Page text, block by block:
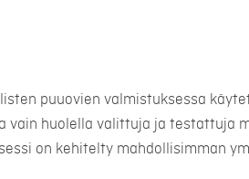
puuovien valmistuksessa
vain huolella valittuja ja testattuja
on kehitelty mahdollisimman